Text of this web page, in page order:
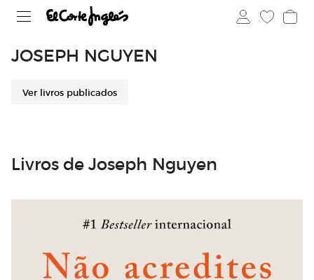
JOSEPH NGUYEN
Ver livros publicados
Livros de Joseph Nguyen